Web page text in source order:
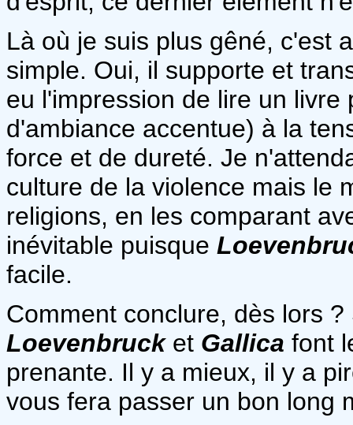
Là où je suis plus gêné, c'est
simple. Oui, il supporte et
eu l'impression de lire un
d'ambiance accentue) à la
force et de dureté. Je
culture de la violence mais le
religions, en les comparant
inévitable puisque
facile.
Comment conclure, dès lors
Loevenbruck et Gallica font
prenante. Il y a mieux, il y a
vous fera passer un bon long